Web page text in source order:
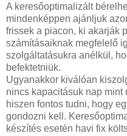
A keresőoptimalizált
mindenképpen ajánljuk
frissek a piacon, ki akarják
számításaiknak megfelelő
szolgáltatásukra anélkül,
befektetniük.
Ugyanakkor kiválóan
nincs kapacitásuk nap
hiszen fontos tudni, hogy
gondozni kell.
készítés esetén havi fix